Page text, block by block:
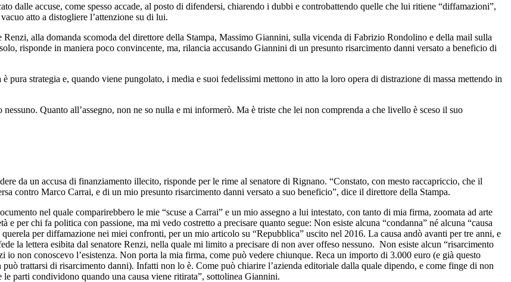
dalle accuse, come spesso accade, al posto di difendersi, chiarendo i dubbi e controbattendo quelle che lui ritiene “diffamazioni”,
atto a distogliere l’attenzione su di lui.
alla domanda scomoda del direttore della Stampa, Massimo Giannini, sulla vicenda di Fabrizio Rondolino e della mail sulla
risponde in maniera poco convincente, ma, rilancia accusando Giannini di un presunto risarcimento danni versato a beneficio di
strategia e, quando viene pungolato, i media e suoi fedelissimi mettono in atto la loro opera di distrazione di massa mettendo in
Quanto all’assegno, non ne so nulla e mi informerò. Ma è triste che lei non comprenda a che livello è sceso il suo
da un accusa di finanziamento illecito, risponde per le rime al senatore di Rignano. “Constato, con mesto raccapriccio, che il
contro Marco Carrai, e di un mio presunto risarcimento danni versato a suo beneficio”, dice il direttore della Stampa.
nel quale comparirebbero le mie “scuse a Carrai” e un mio assegno a lui intestato, con tanto di mia firma, zoomata ad arte
e per chi fa politica con passione, ma mi vedo costretto a precisare quanto segue: Non esiste alcuna “condanna” né alcuna “causa
per diffamazione nei miei confronti, per un mio articolo su “Repubblica” uscito nel 2016. La causa andò avanti per tre anni, e
la lettera esibita dal senatore Renzi, nella quale mi limito a precisare di non aver offeso nessuno. Non esiste alcun “risarcimento
io non conoscevo l’esistenza. Non porta la mia firma, come può vedere chiunque. Reca un importo di 3.000 euro (e già questo
trattarsi di risarcimento danni). Infatti non lo è. Come può chiarire l’azienda editoriale dalla quale dipendo, e come finge di non
parti condividono quando una causa viene ritirata”, sottolinea Giannini.